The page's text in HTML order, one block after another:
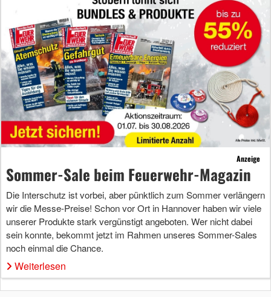
Anzeige
Sommer-Sale beim Feuerwehr-Magazin
Die Interschutz ist vorbei, aber pünktlich zum Sommer verlängern
wir die Messe-Preise! Schon vor Ort in Hannover haben wir viele
unserer Produkte stark vergünstigt angeboten. Wer nicht dabei
sein konnte, bekommt jetzt im Rahmen unseres Sommer-Sales
noch einmal die Chance.
Weiterlesen